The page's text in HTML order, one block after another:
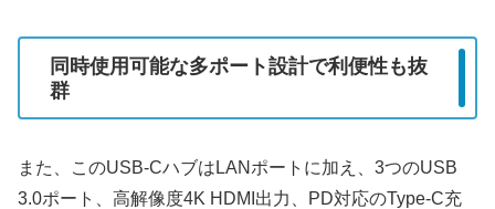
同時使用可能な多ポート設計で利便性も抜
群
また、このUSB-CハブはLANポートに加え、3つのUSB
3.0ポート、高解像度4K HDMI出力、PD対応のType-C充